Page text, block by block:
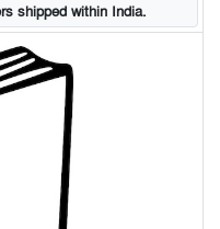
shipped within India.